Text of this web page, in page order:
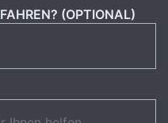
(OPTIONAL)